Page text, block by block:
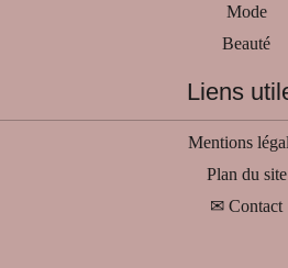
Mode
Beauté
Liens
Mentions
Plan du site
✉ Contact